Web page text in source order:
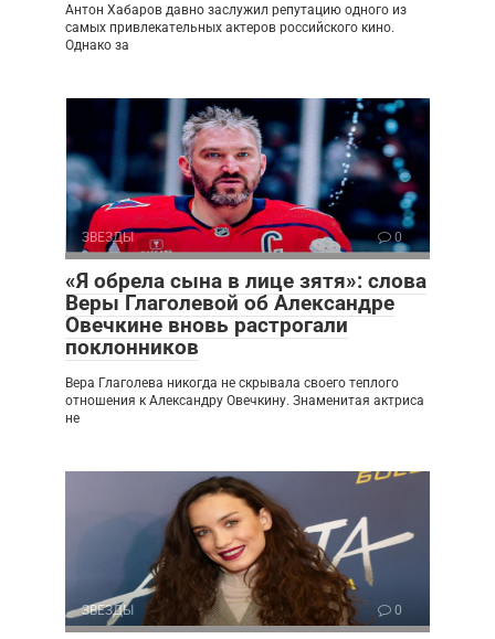
Антон Хабаров давно заслужил репутацию одного из
самых привлекательных актеров российского кино.
Однако за
ЗВЕЗДЫ 0
«Я обрела сына в лице зятя»: слова
Веры Глаголевой об Александре
Овечкине вновь растрогали
поклонников
Вера Глаголева никогда не скрывала своего теплого
отношения к Александру Овечкину. Знаменитая актриса
не
ЗВЕЗДЫ 0